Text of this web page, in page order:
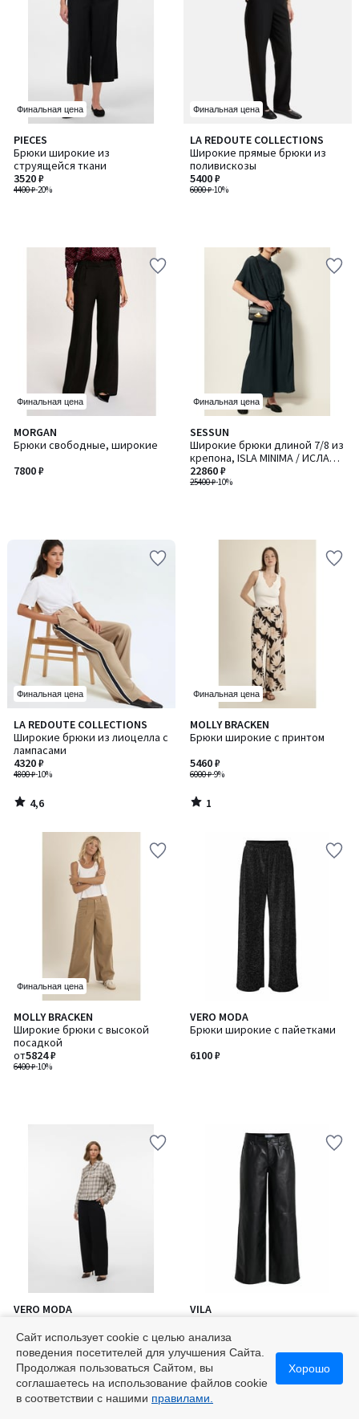
Финальная цена
PIECES
Брюки широкие из
струящейся ткани
4400 ₽-20%
3520 ₽
Финальная цена
LA REDOUTE COLLECTIONS
Широкие прямые брюки из
поливискозы
6000 ₽-10%
5400 ₽
Финальная цена
MORGAN
Брюки свободные, широкие
7800 ₽
Финальная цена
SESSUN
Широкие брюки длиной 7/8 из
крепона, ISLA MINIMA / ИСЛА
МИНИМА
25400 ₽-10%
22860 ₽
Финальная цена
LA REDOUTE COLLECTIONS
Широкие брюки из лиоцелла с
лампасами
4800 ₽-10%
4320 ₽
4,6
/ 5
4,6
/
Финальная цена
MOLLY BRACKEN
Брюки широкие с принтом
6000 ₽-9%
5460 ₽
1
/
1
/
Финальная цена
MOLLY BRACKEN
Широкие брюки с высокой
посадкой
6400 ₽-10%
от5824 ₽
VERO MODA
Брюки широкие с пайетками
6100 ₽
VERO MODA
струящейся ткани
5600 ₽
VILA
кожезаменителя
8400 ₽
Сайт использует cookie с целью анализа
поведения посетителей для улучшения Сайта.
Продолжая пользоваться Сайтом, вы
соглашаетесь на использование файлов cookie
в соответствии с нашими правилами.
Хорошо